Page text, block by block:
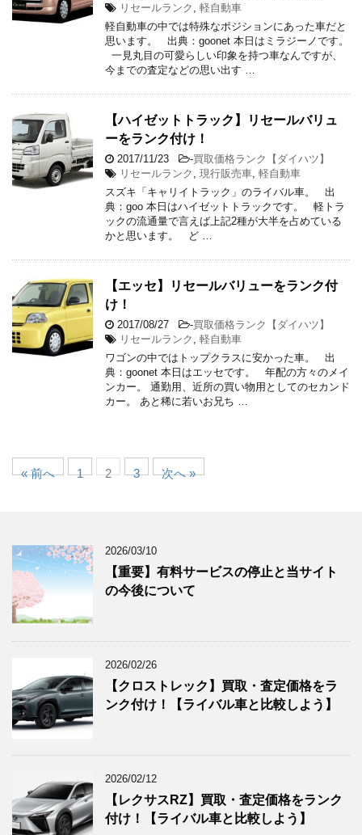
リセールランク
軽自動車
軽自動車の中では特殊なポジションにあった車だと
思います。 出典：goonet 本日はミラジーノです。
一見丸目の可愛らしい印象を持つ車なんですが、
今までの査定などの思い出す …
【ハイゼットトラック】リセールバリュ
ーをランク付け！
2017/11/23 -買取価格ランク【ダイハツ】
リセールランク
現行販売車 軽自動車
スズキ「キャリイトラック」のライバル車。 出
典：goo 本日はハイゼットトラックです。 軽トラ
ックの流通量で言えば上記2種が大半を占めている
かと思います。 ど …
【エッセ】リセールバリューをランク付
け！
2017/08/27 -買取価格ランク【ダイハツ】
リセールランク
軽自動車
ワゴンの中ではトップクラスに安かった車。 出
典：goonet 本日はエッセです。 年配の方々のメイ
ンカー。 通勤用、近所の買い物用としてのセカンド
カー。 あと稀に若いお兄ち …
« 前へ 1 2 3 次へ »
2026/03/10
【重要】有料サービスの停止と当サイト
の今後について
2026/02/26
【クロストレック】買取・査定価格をラ
ンク付け！【ライバル車と比較しよう】
2026/02/12
【レクサスRZ】買取・査定価格をランク
付け！【ライバル車と比較しよう】